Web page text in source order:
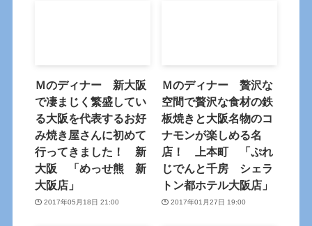
Ｍのディナー 新大阪
で凄まじく繁盛してい
る大阪を代表するお好
み焼き屋さんに初めて
行ってきました！ 新
大阪 「めっせ熊 新
大阪店」
2017年05月18日 21:00
Ｍのディナー 贅沢な
空間で贅沢な食材の鉄
板焼きと大阪名物のコ
ナモンが楽しめる名
店！ 上本町 「ぷれ
じでんと千房 シェラ
トン都ホテル大阪店」
2017年01月27日 19:00